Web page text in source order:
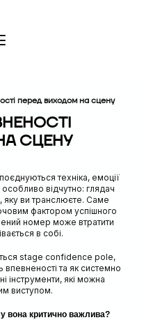
перед виходом на сцену
СЦЕНУ
техніка, емоції
відчутно: глядач
яку ви транслюєте. Саме
фактором успішного
номер може втратити
в собі.
stage confidence pole,
впевненості та як системно
інструменти, які можна
виступом.
вона критично важлива?